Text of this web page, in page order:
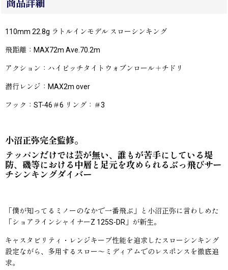
商品詳細
110mm 22.8g ラトルインモデル スローシンキング
飛距離：MAX72m Ave.70.2m
アクション：ハイピッチタイトウォブンロール＋チドリ
潜行レンジ：MAX2m over
フック：ST-46＃6 リング：＃3
小沼正弥完全監修。
テッパンだけでは芸が無い、誰もが苦手にしている堤
防、磯等における中層と足元を攻められるぶっ飛びサー
チシンキングダイバー
「僕が知ってるミノーのなかで一番飛ぶ」と小沼正弥に言わしめた
「ショアラインシャイナーZ 125S-DR」が新生。
キャスタビリティ・レンジキープ性能を追求したスローシンキング
設定ながら、多用するスロー〜ミディアムでのレスポンスを徹底追
求。